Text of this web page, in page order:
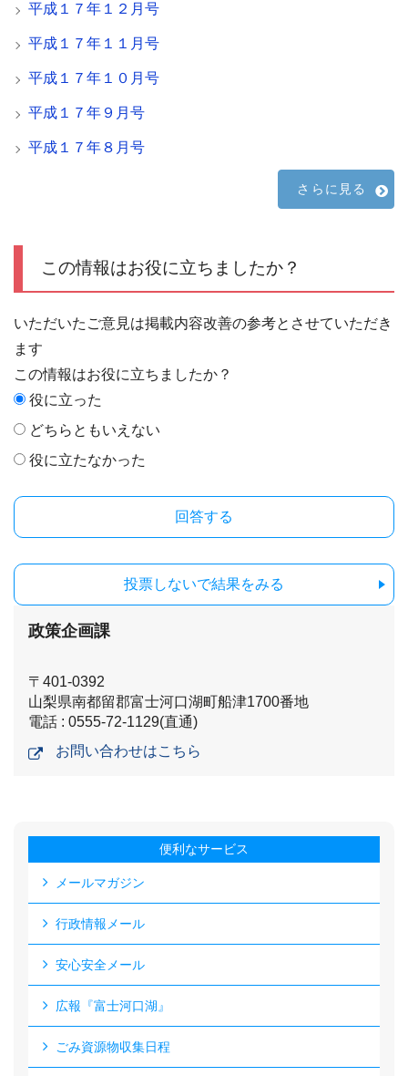
平成１７年１２月号
平成１７年１１月号
平成１７年１０月号
平成１７年９月号
平成１７年８月号
さらに見る
この情報はお役に立ちましたか？
いただいたご意見は掲載内容改善の参考とさせていただき
ます
この情報はお役に立ちましたか？
役に立った
どちらともいえない
役に立たなかった
投票しないで結果をみる
政策企画課
〒401-0392
山梨県南都留郡富士河口湖町船津1700番地
電話 : 0555-72-1129(直通)
お問い合わせはこちら
便利なサービス
メールマガジン
行政情報メール
安心安全メール
広報『富士河口湖』
ごみ資源物収集日程